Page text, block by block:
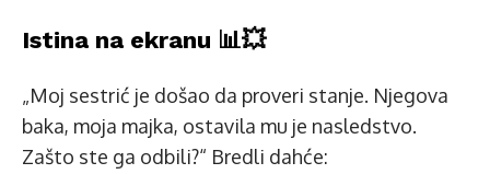
Istina na ekranu 📊💥
„Moj sestrić je došao da proveri stanje. Njegova
baka, moja majka, ostavila mu je nasledstvo.
Zašto ste ga odbili?“ Bredli dahće: